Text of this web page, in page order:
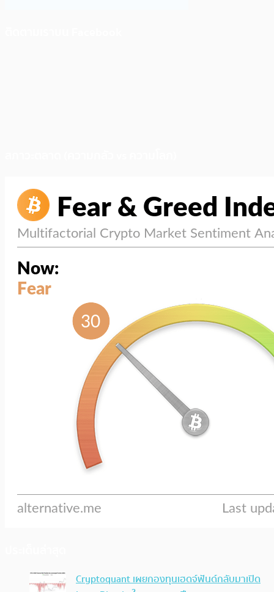
Cryptoquant เผยกองทุนเฮดจ์ฟันด์กลับมาเปิด